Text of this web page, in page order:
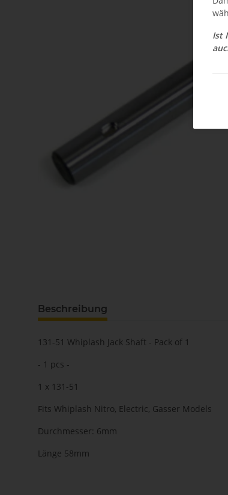
Beschreibung
131-51 Whiplash Jack Shaft - Pack of 1
- 1 pcs -
1 x 131-51
Fits Whiplash Nitro, Electric, Gasser Models
Durchmesser: 6mm
Länge 58mm
Ist